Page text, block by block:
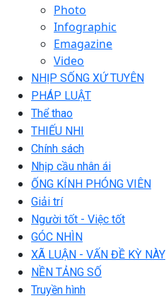
Photo
Infographic
Emagazine
Video
NHỊP SỐNG XỨ TUYÊN
PHÁP LUẬT
Thể thao
THIẾU NHI
Chính sách
Nhịp cầu nhân ái
ỐNG KÍNH PHÓNG VIÊN
Giải trí
Người tốt - Việc tốt
GÓC NHÌN
XÃ LUẬN - VẤN ĐỀ KỲ NÀY
NỀN TẢNG SỐ
Truyền hình